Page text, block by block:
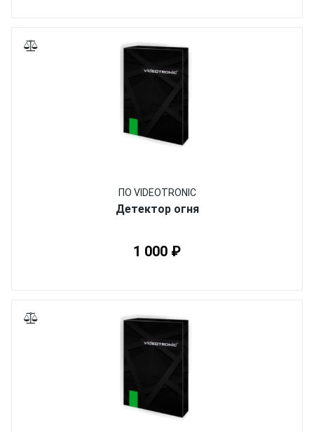
ПО VIDEOTRONIC
Детектор огня
1 000 ₽